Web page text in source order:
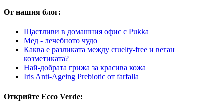
От нашия блог:
Щастливи в домашния офис с Pukka
Мед - лечебното чудо
Каква е разликата между cruelty-free и веган
козметиката?
Най-добрата грижа за красива кожа
Iris Anti-Ageing Prebiotic от farfalla
Открийте Ecco Verde: